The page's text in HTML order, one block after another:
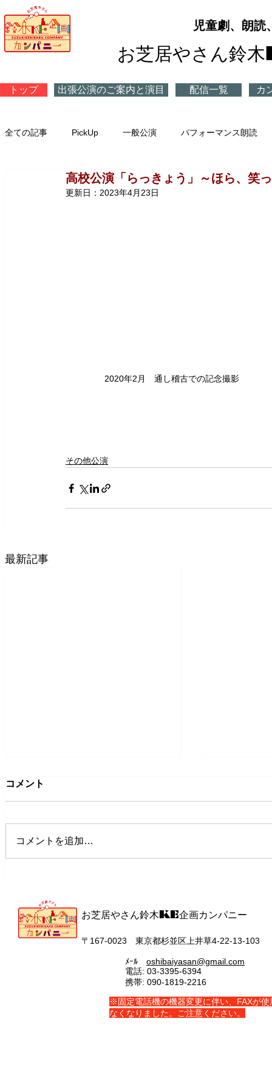
児童劇、朗読
お芝居やさん鈴
トップ 出張公演のご案内と演目 配信一覧 カ
全ての記事 PickUp 一般公演 パフォーマンス朗読
高校公演「らっきょう」～ほら、笑
更新日： 2023年4月23日
2020年2月　通し稽古での記念撮影
その他公演
最新記事
創立5周年記念パーティ
コメント
コメントを追加…
お芝居やさん鈴木KE企画カンパニー
〒167‐0023 東京都杉並区上井草4-22-13-103
ﾒｰﾙ oshibaiyasan@gmail.com
電話: 03-3395-6394
携帯: 090-1819-2216
​※固定電話機の機器変更に伴い、FAXが使
なくなりました。ご注意ください。